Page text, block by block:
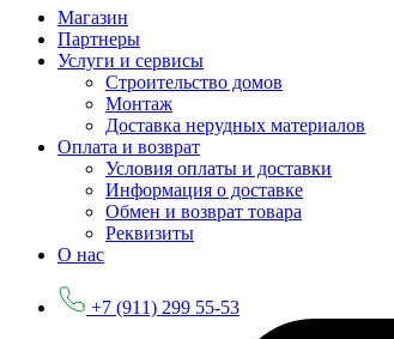
Магазин
Партнеры
Услуги и сервисы
Строительство домов
Монтаж
Доставка нерудных материалов
Оплата и возврат
Условия оплаты и доставки
Информация о доставке
Обмен и возврат товара
Реквизиты
О нас
+7 (911) 299 55-53